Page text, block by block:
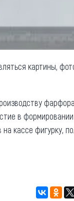
картины,
фарфора
в
кассе фигурку,